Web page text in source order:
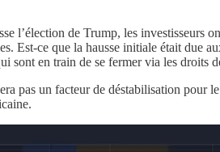
l’élection de Trump, les investisseurs
Est-ce que la hausse initiale était due
sont en train de se fermer via les droits
pas un facteur de déstabilisation pour